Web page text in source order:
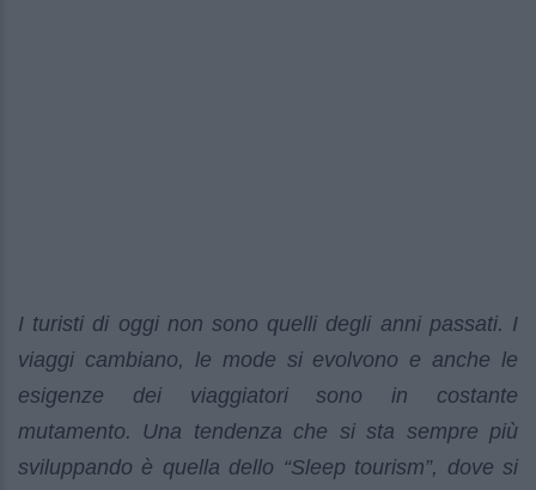
I turisti di oggi non sono quelli degli anni passati. I
viaggi cambiano, le mode si evolvono e anche le
esigenze dei viaggiatori sono in costante
mutamento. Una tendenza che si sta sempre più
sviluppando è quella dello “Sleep tourism”, dove si